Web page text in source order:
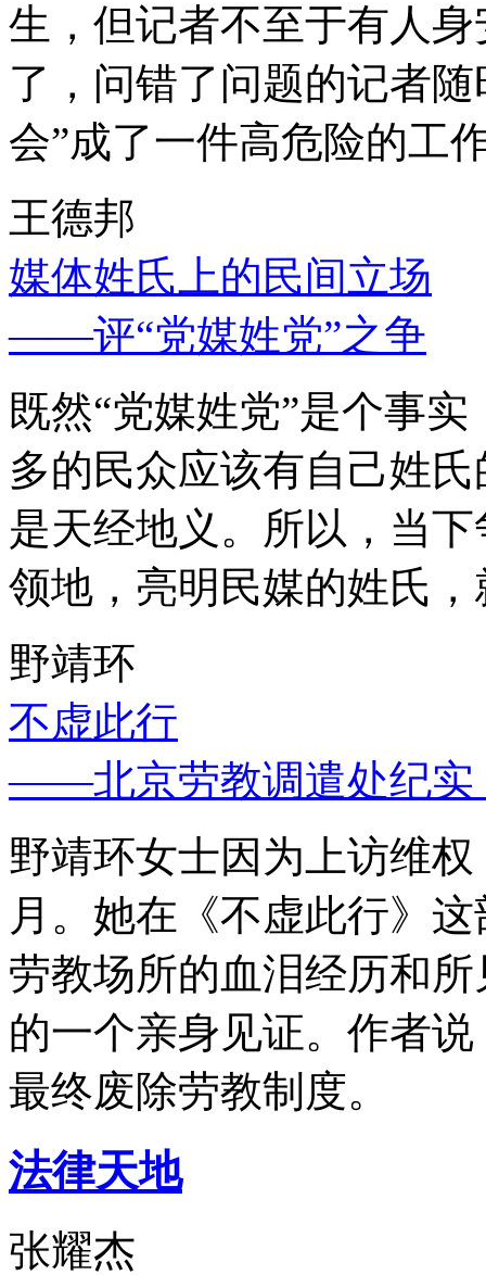
生，但记者不至于有人
了，问错了问题的记者
会”成了一件高危险的工
王德邦
媒体姓氏上的民间立场
——评“党媒姓党”之争
既然“党媒姓党”是个事
多的民众应该有自己姓
是天经地义。所以，当
领地，亮明民媒的姓氏
野靖环
不虚此行
——北京劳教调遣处纪实
野靖环女士因为上访维
月。她在《不虚此行》
劳教场所的血泪经历和
的一个亲身见证。作者
最终废除劳教制度。
法律天地
张耀杰